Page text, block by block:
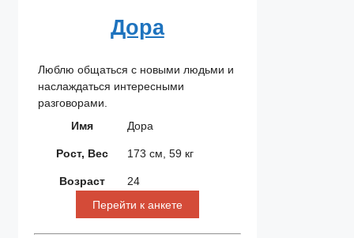
Дора
Люблю общаться с новыми людьми и
наслаждаться интересными
разговорами.
Имя
Дора
Рост, Вес 173 см, 59 кг
Возраст
24
Перейти к анкете